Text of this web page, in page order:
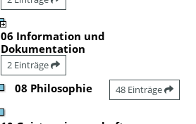
06 Information und
Dokumentation
2 Einträge
08 Philosophie 48 Einträge